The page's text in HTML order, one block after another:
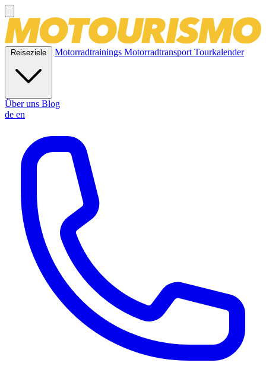
Reiseziele Motorradtrainings MotorradtransportTourkalender
Über uns Blog
de en